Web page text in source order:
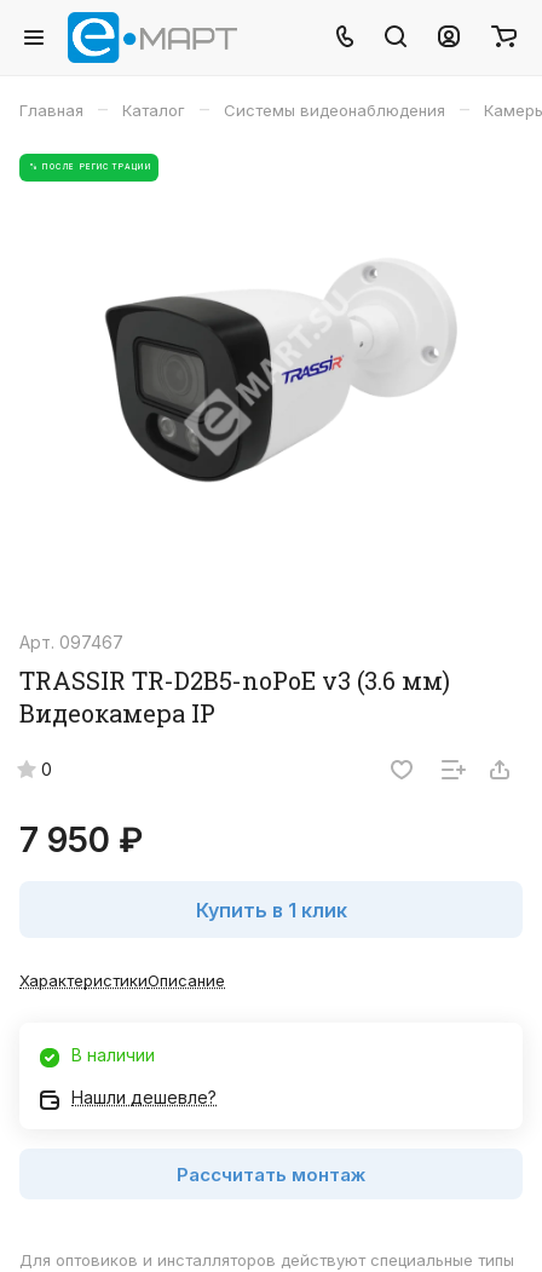
Главная – Каталог – Системы видеонаблюдения –
% ПОСЛЕ РЕГИСТРАЦИИ
Арт. 097467
TRASSIR TR-D2B5-noPoE v3 (3.6 мм)
Видеокамера IP
0
7 950 ₽
Купить в 1 клик
ХарактеристикиОписание
В наличии
Нашли дешевле?
Рассчитать монтаж
Для оптовиков и инсталляторов действуют специальные типы